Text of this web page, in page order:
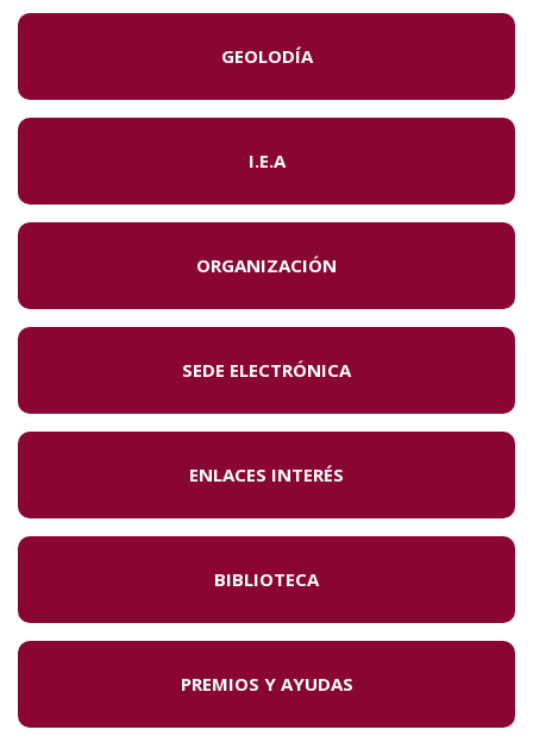
GEOLODÍA
I.E.A
ORGANIZACIÓN
SEDE ELECTRÓNICA
ENLACES INTERÉS
BIBLIOTECA
PREMIOS Y AYUDAS